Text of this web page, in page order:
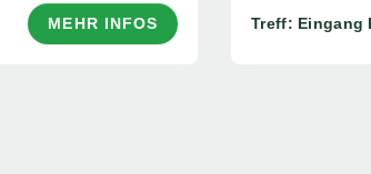
MEHR INFOS Treff: Eingang